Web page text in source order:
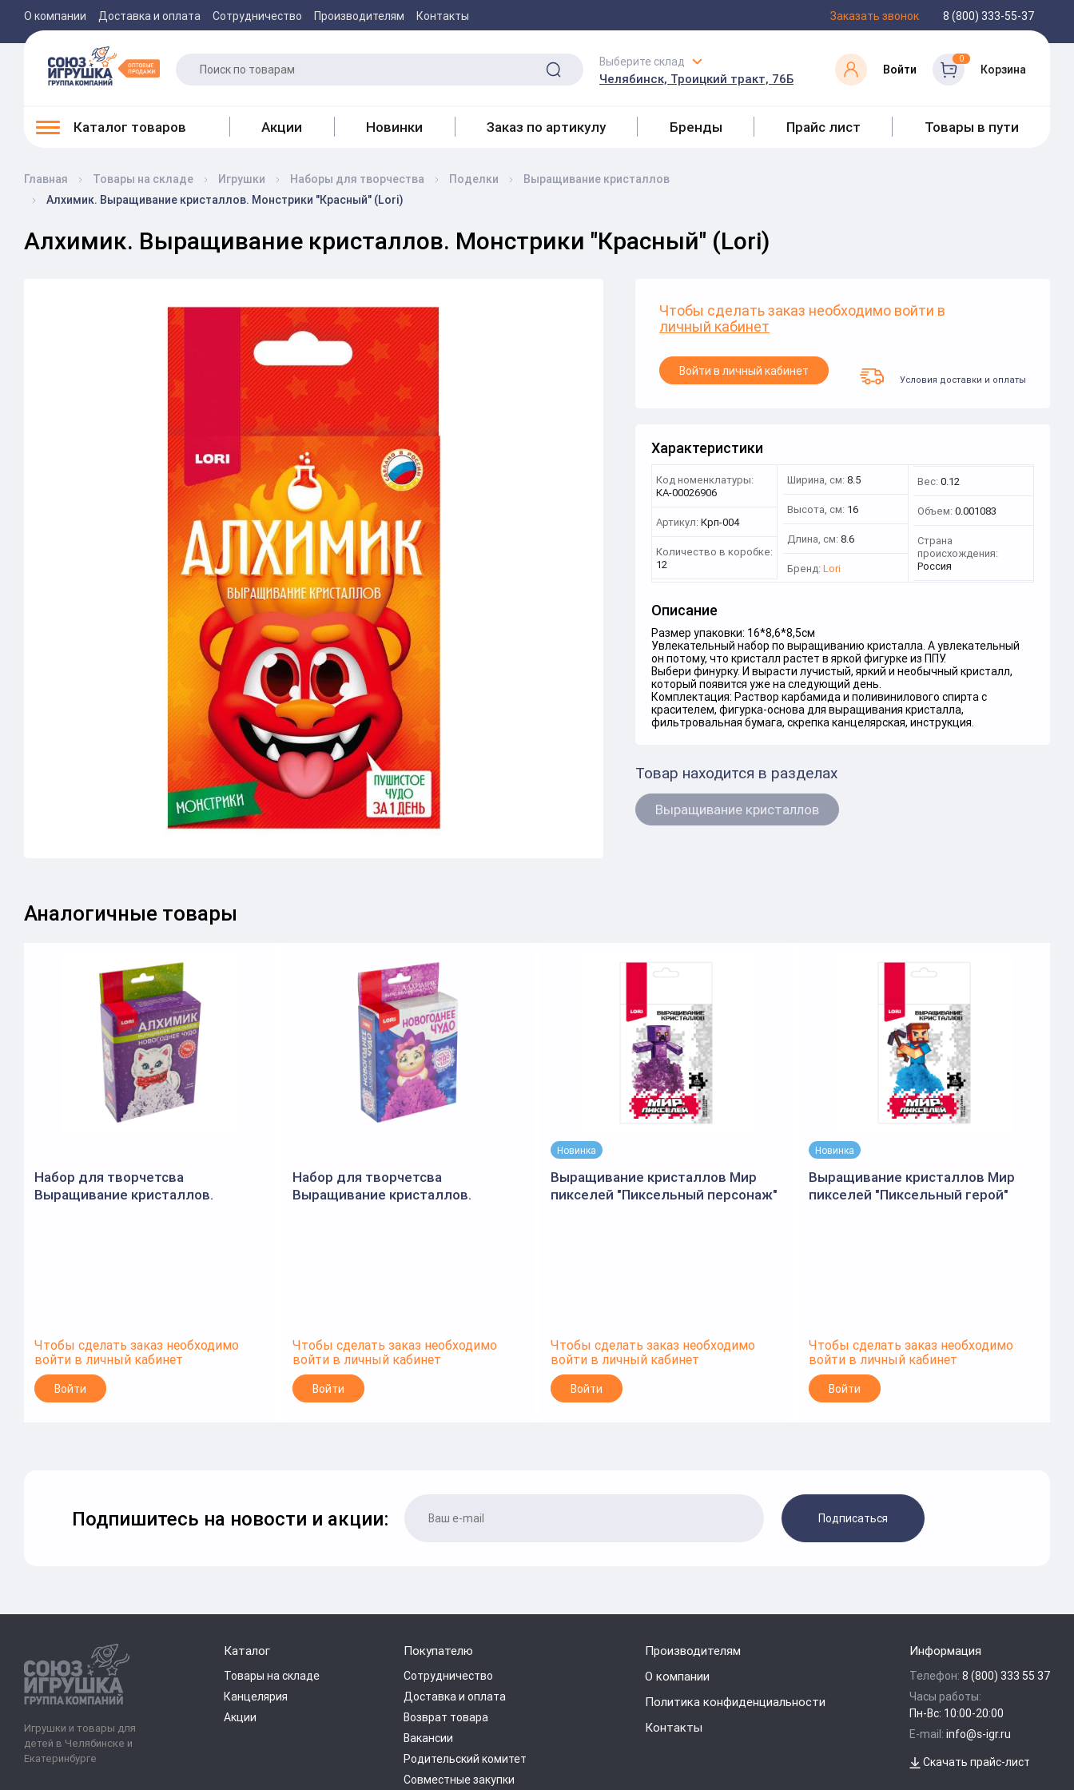
О компании Доставка и оплата Сотрудничество Производителям Контакты Заказать звонок 8 (800) 333-55-37
Выберите склад
Челябинск, Троицкий тракт, 76Б
Войти
0
Корзина
Каталог товаров Акции Новинки Заказ по артикулу Бренды Прайс лист Товары в пути
Главная Товары на складе Игрушки Наборы для творчества Поделки
Выращивание кристаллов
Алхимик. Выращивание кристаллов. Монстрики "Красный" (Lori)
Алхимик. Выращивание кристаллов. Монстрики "Красный" (Lori)
Чтобы сделать заказ необходимо войти в
личный кабинет
Войти в личный кабинет
Условия доставки и оплаты
Характеристики
Код номенклатуры:
КА-00026906
Артикул: Крп-004
Количество в коробке:
12
Ширина, см: 8.5
Высота, см: 16
Длина, см: 8.6
Бренд: Lori
Вес: 0.12
Объем: 0.001083
Страна
происхождения:
Россия
Описание
Размер упаковки: 16*8,6*8,5см
Увлекательный набор по выращиванию кристалла. А увлекательный
он потому, что кристалл растет в яркой фигурке из ППУ.
Выбери финурку. И вырасти лучистый, яркий и необычный кристалл,
который появится уже на следующий день.
Комплектация: Раствор карбамида и поливинилового спирта с
красителем, фигурка-основа для выращивания кристалла,
фильтровальная бумага, скрепка канцелярская, инструкция.
Товар находится в разделах
Выращивание кристаллов
Аналогичные товары
Набор для творчетсва
Выращивание кристаллов.
Чтобы сделать заказ необходимо
войти в личный кабинет
Войти
Набор для творчетсва
Выращивание кристаллов.
Чтобы сделать заказ необходимо
войти в личный кабинет
Войти
Новинка
Выращивание кристаллов Мир
пикселей "Пиксельный персонаж"
Чтобы сделать заказ необходимо
войти в личный кабинет
Войти
Новинка
Выращивание кристаллов Мир
пикселей "Пиксельный герой"
Чтобы сделать заказ необходимо
войти в личный кабинет
Войти
Подпишитесь на новости и акции: Подписаться
Игрушки и товары для
детей в Челябинске и
Екатеринбурге
Каталог
Товары на складе
Канцелярия
Акции
Покупателю
Сотрудничество
Доставка и оплата
Возврат товара
Вакансии
Родительский комитет
Совместные закупки
Производителям
О компании
Политика конфиденциальности
Контакты
Информация
Телефон: 8 (800) 333 55 37
Часы работы:
Пн-Вс: 10:00-20:00
E-mail: info@s-igr.ru
Скачать прайс-лист